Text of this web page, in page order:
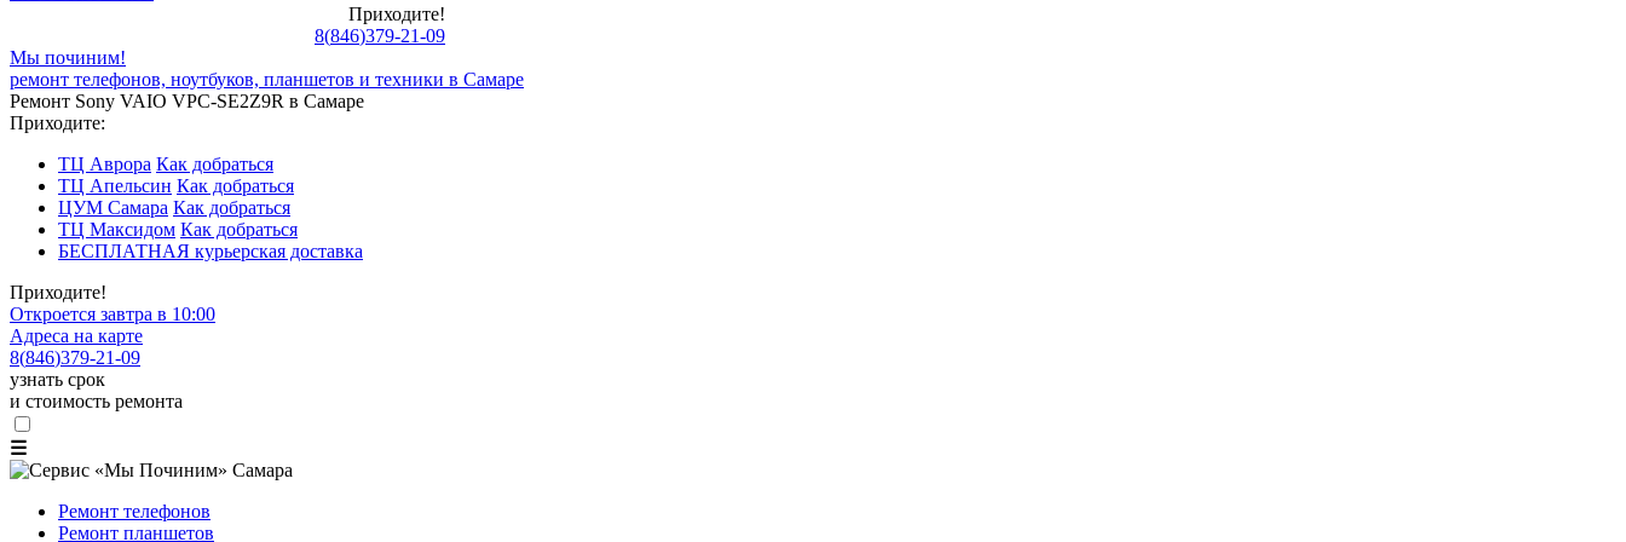
Приходите!
8(846)379-21-09
Мы починим!
ремонт телефонов, ноутбуков, планшетов и техники в Самаре
Ремонт Sony VAIO VPC-SE2Z9R в Самаре
Приходите:
ТЦ Аврора Как добраться
ТЦ Апельсин Как добраться
ЦУМ Самара Как добраться
ТЦ Максидом Как добраться
БЕСПЛАТНАЯ курьерская доставка
Приходите!
Откроется завтра в 10:00
Адреса на карте
8(846)379-21-09
узнать срок
и стоимость ремонта
☰
Ремонт телефонов
Ремонт планшетов